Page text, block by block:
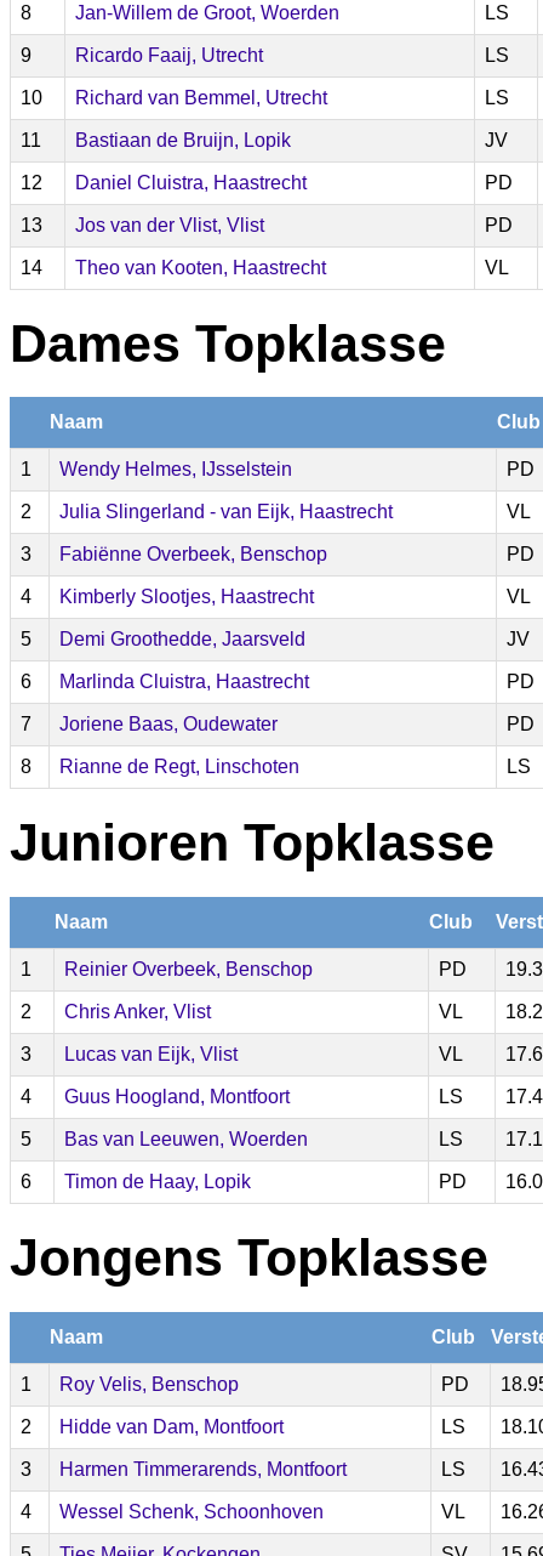
8 Jan-Willem de Groot, Woerden LS
9 Ricardo Faaij, Utrecht LS
10 Richard van Bemmel, Utrecht LS
11 Bastiaan de Bruijn, Lopik JV
12 Daniel Cluistra, Haastrecht PD
13 Jos van der Vlist, Vlist PD
14 Theo van Kooten, Haastrecht VL
Dames Topklasse
Naam Club
1 Wendy Helmes, IJsselstein PD
2 Julia Slingerland - van Eijk, Haastrecht VL
3 Fabiënne Overbeek, Benschop PD
4 Kimberly Slootjes, Haastrecht VL
5 Demi Groothedde, Jaarsveld JV
6 Marlinda Cluistra, Haastrecht PD
7 Joriene Baas, Oudewater PD
8 Rianne de Regt, Linschoten LS
Junioren Topklasse
Naam Club
1 Reinier Overbeek, Benschop PD
2 Chris Anker, Vlist VL
3 Lucas van Eijk, Vlist VL
4 Guus Hoogland, Montfoort LS
5 Bas van Leeuwen, Woerden LS
6 Timon de Haay, Lopik PD
Jongens Topklasse
Naam Club
1 Roy Velis, Benschop PD
2 Hidde van Dam, Montfoort LS
3 Harmen Timmerarends, Montfoort LS
4 Wessel Schenk, Schoonhoven VL